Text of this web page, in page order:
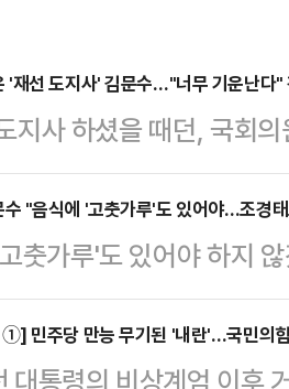
'재선 도지사' 김문수…"너무 기운난다"
지사 하셨을 때던, 국회
게 하셨기 때문에, 당
부천 소사구에 사는 60
기도당에서 '김문수 당
부터 후보를 응원해 왔
를 입고 지지자들의 우레
"음식에 '고춧가루'도 있어야…조경
춧가루'도 있어야 하지
해 나가죠. 그대로 품는
인재를 더 다양하게 포
민주당 만능 무기된 '내란'…국민의
대통령의 비상계엄 이후